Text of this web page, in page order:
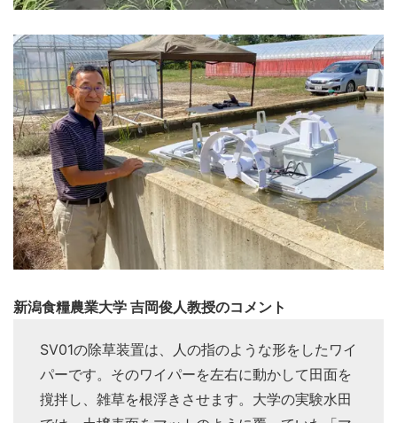
新潟食糧農業大学 吉岡俊人教授のコメント
SV01の除草装置は、人の指のような形をしたワイ
パーです。そのワイパーを左右に動かして田面を
撹拌し、雑草を根浮きさせます。大学の実験水田